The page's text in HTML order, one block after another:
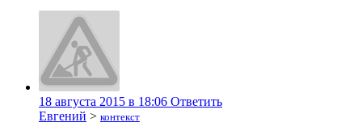
18 августа 2015 в 18:06 Ответить
Евгений > контекст